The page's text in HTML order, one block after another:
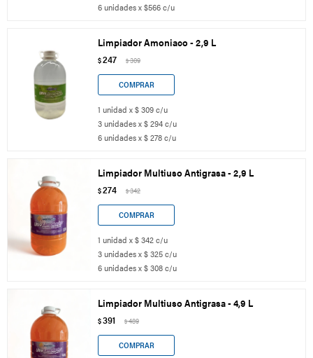
6 unidades x $566 c/u
Limpiador Amoniaco - 2,9 L
$247 $309
1 unidad x $ 309 c/u
3 unidades x $ 294 c/u
6 unidades x $ 278 c/u
Limpiador Multiuso Antigrasa - 2,9 L
$274 $342
1 unidad x $ 342 c/u
3 unidades x $ 325 c/u
6 unidades x $ 308 c/u
Limpiador Multiuso Antigrasa - 4,9 L
$391 $489